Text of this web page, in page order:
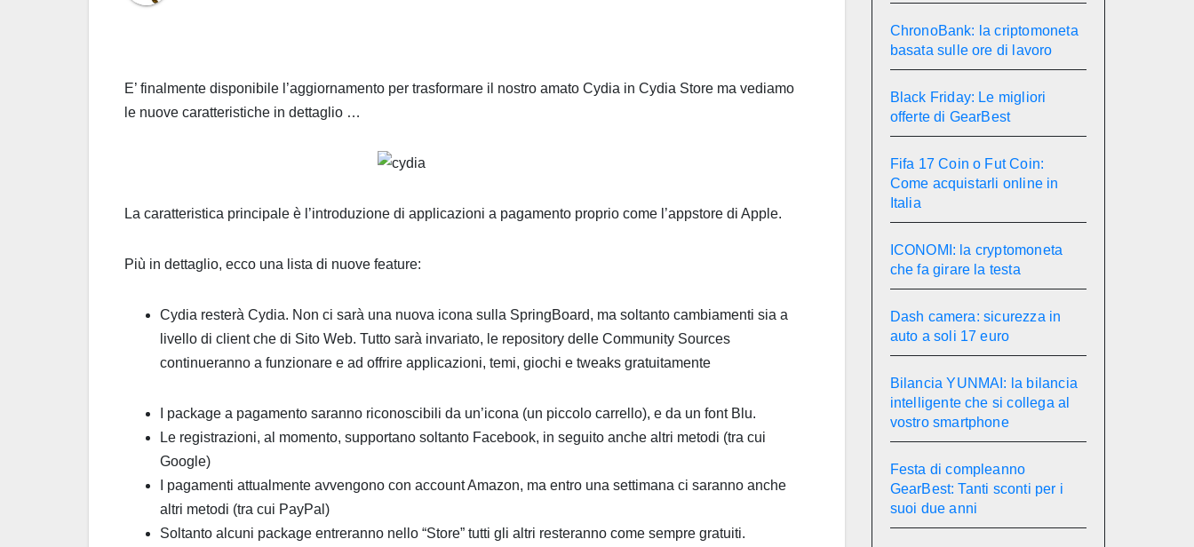
E’ finalmente disponibile l’aggiornamento per trasformare il nostro amato Cydia in Cydia Store ma vediamo
le nuove caratteristiche in dettaglio …
La caratteristica principale è l’introduzione di applicazioni a pagamento proprio come l’appstore di Apple.
Più in dettaglio, ecco una lista di nuove feature:
Cydia resterà Cydia. Non ci sarà una nuova icona sulla SpringBoard, ma soltanto cambiamenti sia a
livello di client che di Sito Web. Tutto sarà invariato, le repository delle Community Sources
continueranno a funzionare e ad offrire applicazioni, temi, giochi e tweaks gratuitamente
I package a pagamento saranno riconoscibili da un’icona (un piccolo carrello), e da un font Blu.
Le registrazioni, al momento, supportano soltanto Facebook, in seguito anche altri metodi (tra cui
Google)
I pagamenti attualmente avvengono con account Amazon, ma entro una settimana ci saranno anche
altri metodi (tra cui PayPal)
Soltanto alcuni package entreranno nello “Store” tutti gli altri resteranno come sempre gratuiti.
ChronoBank: la criptomoneta
basata sulle ore di lavoro
Black Friday: Le migliori
offerte di GearBest
Fifa 17 Coin o Fut Coin:
Come acquistarli online in
Italia
ICONOMI: la cryptomoneta
che fa girare la testa
Dash camera: sicurezza in
auto a soli 17 euro
Bilancia YUNMAI: la bilancia
intelligente che si collega al
vostro smartphone
Festa di compleanno
GearBest: Tanti sconti per i
suoi due anni